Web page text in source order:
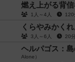
燃え上がる背
1人～4人
くらやみかく
3人～6人
20
ヘルパゴス：島
Alone）